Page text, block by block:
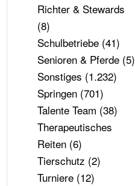
Richter & Stewards
(8)
Schulbetriebe(41)
Senioren & Pferde(5)
Sonstiges (1.232)
Springen(701)
Talente Team (38)
Therapeutisches
Reiten(6)
Tierschutz (2)
Turniere(12)